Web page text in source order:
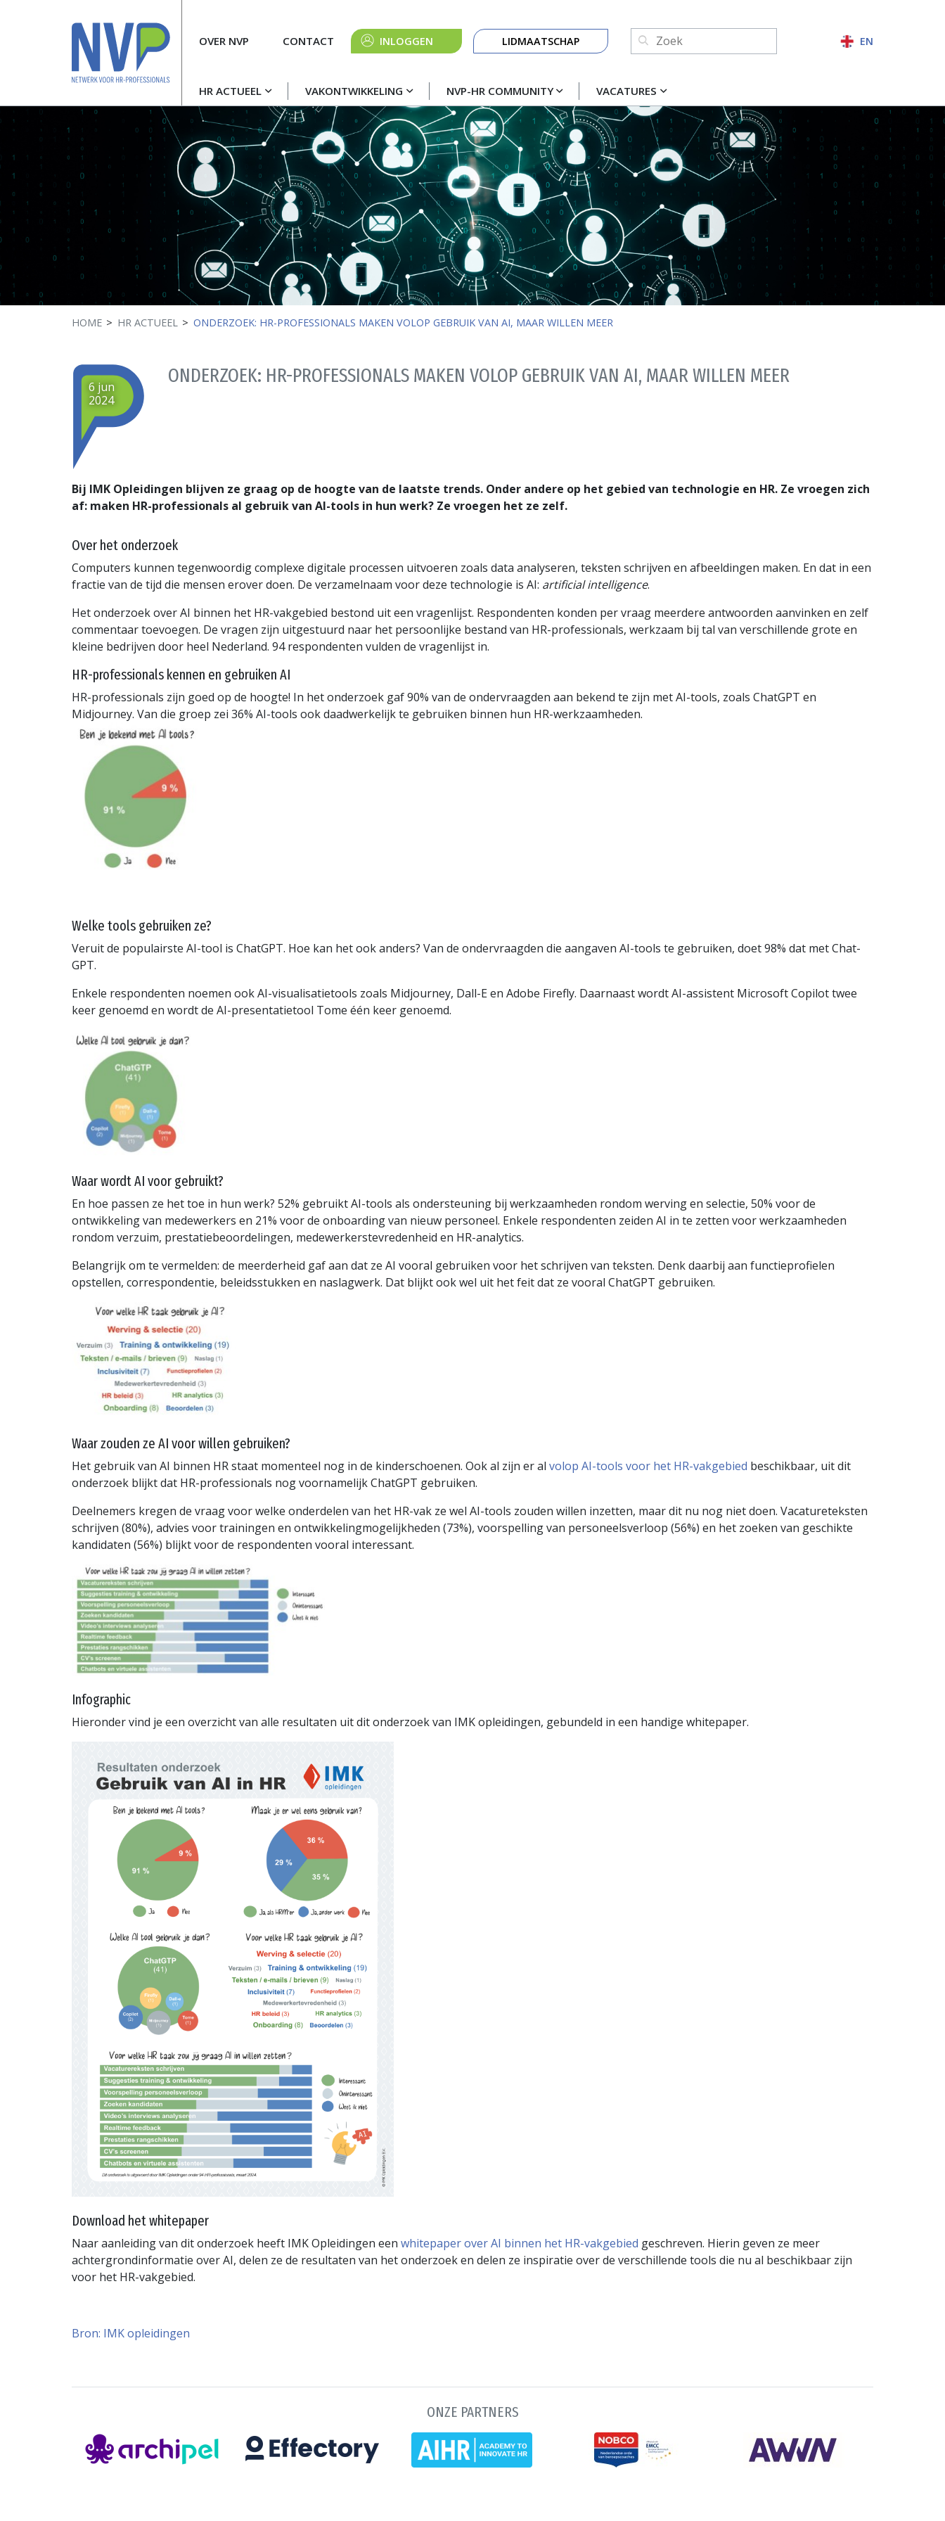
Hoofdnavigatie
HR ACTUEEL VAKONTWIKKELING NVP-HR COMMUNITY VACATURES
MetaOVER NVP CONTACT INLOGGEN
Knop
navigatie
LIDMAATSCHAP Zoeken:
ZOEKEN
EN
HOME HR ACTUEEL ONDERZOEK: HR-PROFESSIONALS MAKEN VOLOP GEBRUIK VAN AI, MAAR WILLEN MEER
ONDERZOEK: HR-PROFESSIONALS MAKEN VOLOP GEBRUIK VAN AI, MAAR WILLEN MEER
6 jun
2024
Bij IMK Opleidingen blijven ze graag op de hoogte van de laatste trends. Onder andere op het gebied van technologie en HR. Ze vroegen zich
af: maken HR-professionals al gebruik van AI-tools in hun werk? Ze vroegen het ze zelf.
Over het onderzoek
Computers kunnen tegenwoordig complexe digitale processen uitvoeren zoals data analyseren, teksten schrijven en afbeeldingen maken. En dat in een
fractie van de tijd die mensen erover doen. De verzamelnaam voor deze technologie is AI: artificial intelligence.
Het onderzoek over AI binnen het HR-vakgebied bestond uit een vragenlijst. Respondenten konden per vraag meerdere antwoorden aanvinken en zelf
commentaar toevoegen. De vragen zijn uitgestuurd naar het persoonlijke bestand van HR-professionals, werkzaam bij tal van verschillende grote en
kleine bedrijven door heel Nederland. 94 respondenten vulden de vragenlijst in.
HR-professionals kennen en gebruiken AI
HR-professionals zijn goed op de hoogte! In het onderzoek gaf 90% van de ondervraagden aan bekend te zijn met AI-tools, zoals ChatGPT en
Midjourney. Van die groep zei 36% AI-tools ook daadwerkelijk te gebruiken binnen hun HR-werkzaamheden.
Welke tools gebruiken ze?
Veruit de populairste AI-tool is ChatGPT. Hoe kan het ook anders? Van de ondervraagden die aangaven AI-tools te gebruiken, doet 98% dat met Chat-
GPT.
Enkele respondenten noemen ook AI-visualisatietools zoals Midjourney, Dall-E en Adobe Firefly. Daarnaast wordt AI-assistent Microsoft Copilot twee
keer genoemd en wordt de AI-presentatietool Tome één keer genoemd.
Waar wordt AI voor gebruikt?
En hoe passen ze het toe in hun werk? 52% gebruikt AI-tools als ondersteuning bij werkzaamheden rondom werving en selectie, 50% voor de
ontwikkeling van medewerkers en 21% voor de onboarding van nieuw personeel. Enkele respondenten zeiden AI in te zetten voor werkzaamheden
rondom verzuim, prestatiebeoordelingen, medewerkerstevredenheid en HR-analytics.
Belangrijk om te vermelden: de meerderheid gaf aan dat ze AI vooral gebruiken voor het schrijven van teksten. Denk daarbij aan functieprofielen
opstellen, correspondentie, beleidsstukken en naslagwerk. Dat blijkt ook wel uit het feit dat ze vooral ChatGPT gebruiken.
Waar zouden ze AI voor willen gebruiken?
Het gebruik van AI binnen HR staat momenteel nog in de kinderschoenen. Ook al zijn er al volop AI-tools voor het HR-vakgebied beschikbaar, uit dit
onderzoek blijkt dat HR-professionals nog voornamelijk ChatGPT gebruiken.
Deelnemers kregen de vraag voor welke onderdelen van het HR-vak ze wel AI-tools zouden willen inzetten, maar dit nu nog niet doen. Vacatureteksten
schrijven (80%), advies voor trainingen en ontwikkelingmogelijkheden (73%), voorspelling van personeelsverloop (56%) en het zoeken van geschikte
kandidaten (56%) blijkt voor de respondenten vooral interessant.
Infographic
Hieronder vind je een overzicht van alle resultaten uit dit onderzoek van IMK opleidingen, gebundeld in een handige whitepaper.
Download het whitepaper
Naar aanleiding van dit onderzoek heeft IMK Opleidingen een whitepaper over AI binnen het HR-vakgebied geschreven. Hierin geven ze meer
achtergrondinformatie over AI, delen ze de resultaten van het onderzoek en delen ze inspiratie over de verschillende tools die nu al beschikbaar zijn
voor het HR-vakgebied.
Bron: IMK opleidingen
ONZE PARTNERS